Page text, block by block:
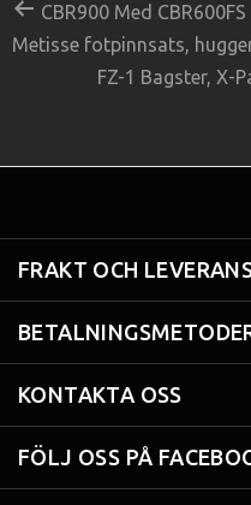
CBR900 Med
Metisse fotpinnsats,
FZ-1 Bagster, X-
FRAKT OCH
KONTAKTA OSS
FÖLJ OSS PÅ